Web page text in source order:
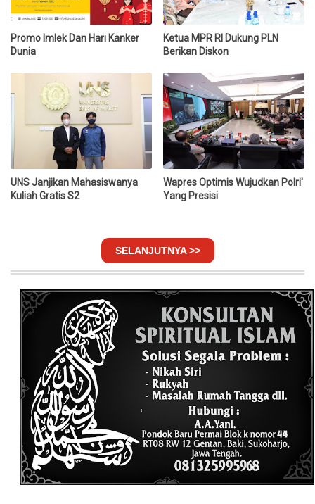
Promo Imlek Dan Hari Kanker
Dunia
Ketua MPR RI Dukung PLN
Berikan Diskon
UNS Janjikan Mahasiswanya
Kuliah Gratis S2
Wapres Optimis Wujudkan Polri'
Yang Presisi
SELANJUTNYA >>